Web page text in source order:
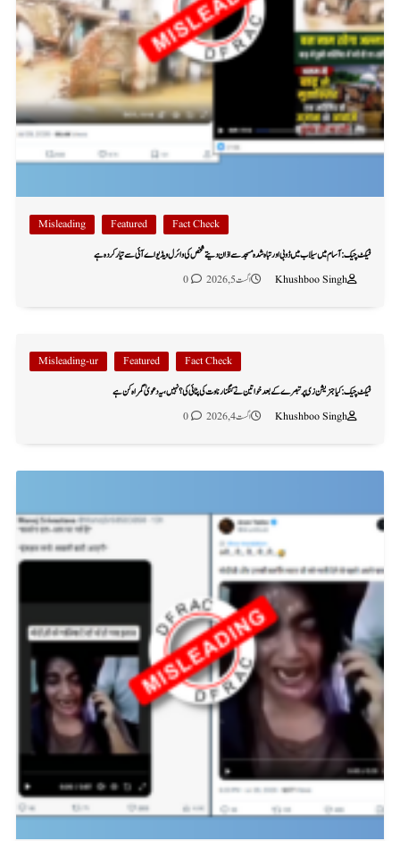
Fact Check
Featured
Misleading
فیکٹ چیک: آسام میں سیلاب میں ڈوبی اور تباہ شدہ مسجد سے اذان دیتے شخص کی وائرل ویڈیو اے آئی سے تیار کردہ ہے
Khushboo Singh
اگست 5, 2026 0
Fact Check
Featured
Misleading-ur
فیکٹ چیک: کیا جنریشن زی پر تبصرے کے بعد خواتین نے کنگنا رناوت کی پٹائی کی؟ نہیں، یہ دعویٰ گمراہ کن ہے
Khushboo Singh
اگست 4, 2026 0